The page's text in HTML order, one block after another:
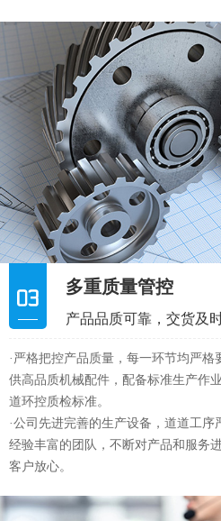
多重质量管控
产品品质可靠，交货及
·严格把控产品质量，每一环节均严
供高品质机械配件，配备标准生产作
道环控质检标准。
·公司先进完善的生产设备，道道工序
经验丰富的团队，不断对产品和服务
客户放心。